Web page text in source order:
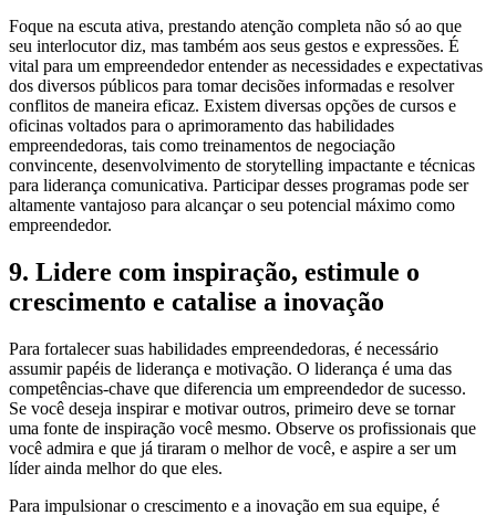
Foque na escuta ativa, prestando atenção completa não só ao que
seu interlocutor diz, mas também aos seus gestos e expressões. É
vital para um empreendedor entender as necessidades e expectativas
dos diversos públicos para tomar decisões informadas e resolver
conflitos de maneira eficaz. Existem diversas opções de cursos e
oficinas voltados para o aprimoramento das habilidades
empreendedoras, tais como treinamentos de negociação
convincente, desenvolvimento de storytelling impactante e técnicas
para liderança comunicativa. Participar desses programas pode ser
altamente vantajoso para alcançar o seu potencial máximo como
empreendedor.
9. Lidere com inspiração, estimule o
crescimento e catalise a inovação
Para fortalecer suas habilidades empreendedoras, é necessário
assumir papéis de liderança e motivação. O liderança é uma das
competências-chave que diferencia um empreendedor de sucesso.
Se você deseja inspirar e motivar outros, primeiro deve se tornar
uma fonte de inspiração você mesmo. Observe os profissionais que
você admira e que já tiraram o melhor de você, e aspire a ser um
líder ainda melhor do que eles.
Para impulsionar o crescimento e a inovação em sua equipe, é